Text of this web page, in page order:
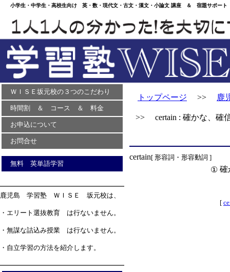
小学生・中学生・高校生向け 英・数・現代文・古文・漢文・小論文 講座 ＆ 宿題サポー
ＷＩＳＥ坂元校の３つのこだわり
時間割 ＆ コース ＆ 料金
お申込について
お問合せ
無料 英単語学習
鹿児島 学習塾 ＷＩＳＥ 坂元校は、
・エリート選抜教育 は行ないません。
・無謀な詰込み授業 は行ないません。
・自立学習の方法を紹介します。
トップページ >> 鹿
>> certain : 確かな、確
certain[ 形容詞・形容動詞 ]
① 確
[